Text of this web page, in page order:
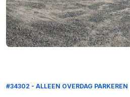
#34302 - ALLEEN OVERDAG PARKEREN